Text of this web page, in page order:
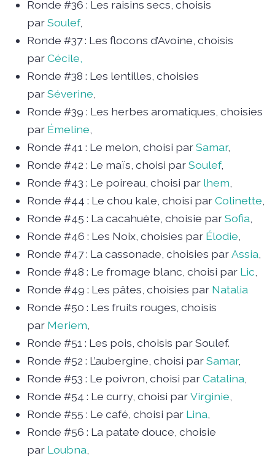
Ronde #36 : Les raisins secs, choisis
parSoulef,
Ronde #37 : Les flocons d’Avoine, choisis
parCécile,
Ronde #38 : Les lentilles, choisies
parSéverine
Ronde #39 : Les herbes aromatiques, choisies
par Émeline
Ronde #41 : Le melon, choisi parSamar,
Ronde #42 : Le maïs, choisi parSoulef,
Ronde #43 : Le poireau, choisi par lhem
Ronde #44 : Le chou kale, choisi parColinette
Ronde #45 : La cacahuète, choisie parSofia
Ronde #46 : Les Noix, choisies par Élodie
Ronde #47 : La cassonade, choisies parAssia
Ronde #48 : Le fromage blanc, choisi par Lic
Ronde #49 : Les pâtes, choisies par Natalia
Ronde #50 : Les fruits rouges, choisis
par Meriem
Ronde #51 : Les pois, choisis par Soulef.
Ronde #52 : L’aubergine, choisi parSamar,
Ronde #53 : Le poivron, choisi parCatalina
Ronde #54 : Le curry, choisi parVirginie
Ronde #55 : Le café, choisi par Lina
Ronde #56 : La patate douce, choisie
par Loubna